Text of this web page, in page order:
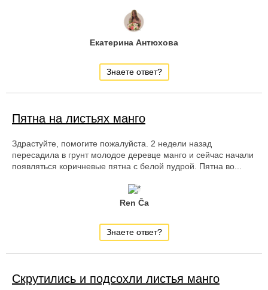
Екатерина Антюхова
Знаете ответ?
Пятна на листьях манго
Здрастуйте, помогите пожалуйста. 2 недели назад
пересадила в грунт молодое деревце манго и сейчас начали
появляться коричневые пятна с белой пудрой. Пятна во...
Ren Ča
Знаете ответ?
Скрутились и подсохли листья манго